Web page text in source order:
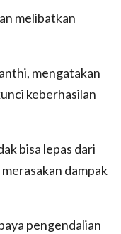
melibatkan
mengatakan
keberhasilan
bisa lepas dari
dampak
pengendalian